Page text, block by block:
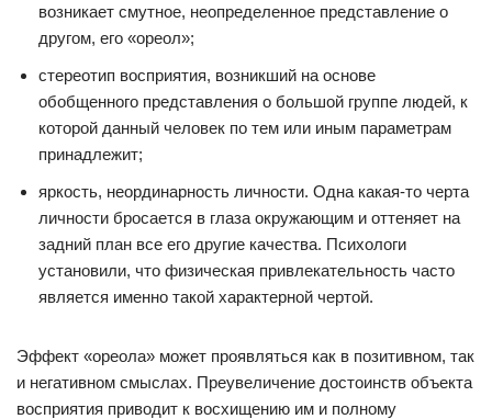
возникает смутное, неопределенное представление о
другом, его «ореол»;
стереотип восприятия, возникший на основе
обобщенного представления о большой группе людей, к
которой данный человек по тем или иным параметрам
принадлежит;
яркость, неординарность личности. Одна какая-то черта
личности бросается в глаза окружающим и оттеняет на
задний план все его другие качества. Психологи
установили, что физическая привлекательность часто
является именно такой характерной чертой.
Эффект «ореола» может проявляться как в позитивном, так
и негативном смыслах. Преувеличение достоинств объекта
восприятия приводит к восхищению им и полному